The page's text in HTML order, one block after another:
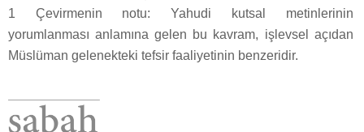
1 Çevirmenin notu: Yahudi kutsal metinlerinin
yorumlanması anlamına gelen bu kavram, işlevsel açıdan
Müslüman gelenekteki tefsir faaliyetinin benzeridir.